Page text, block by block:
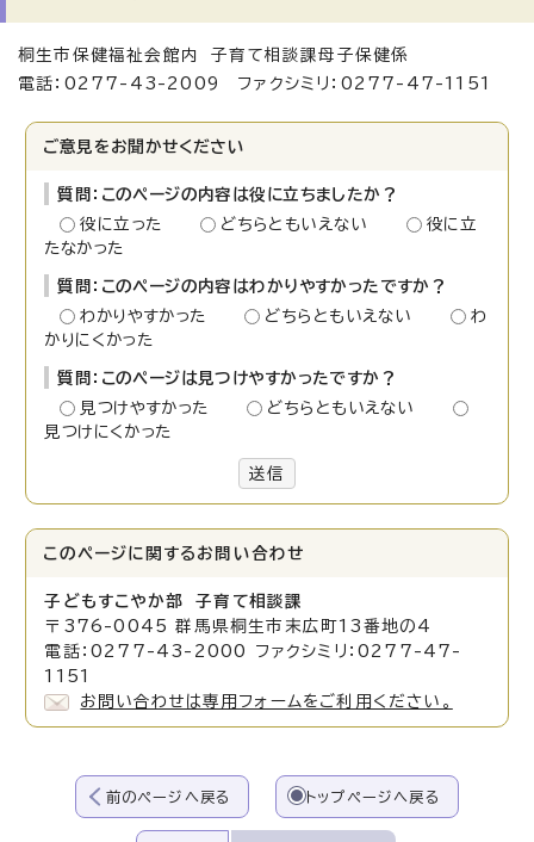
桐生市保健福祉会館内 子育て相談課母子保健係
電話：0277-43-2009 ファクシミリ：0277-47-1151
ご意見をお聞かせください
質問：このページの内容は役に立ちましたか？
役に立った
どちらともいえない
役に立
たなかった
質問：このページの内容はわかりやすかったですか？
わかりやすかった
どちらともいえない
わ
かりにくかった
質問：このページは見つけやすかったですか？
見つけやすかった
どちらともいえない
見つけにくかった
送信
このページに関する お問い合わせ
子どもすこやか部 子育て相談課
〒376-0045 群馬県桐生市末広町13番地の4
電話：0277-43-2000 ファクシミリ：0277-47-
1151
お問い合わせは専用フォームをご利用ください。
前のページへ戻る トップページへ戻る